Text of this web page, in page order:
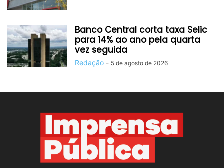
Banco Central corta taxa Selic
para 14% ao ano pela quarta
vez seguida
Redação - 5 de agosto de 2026